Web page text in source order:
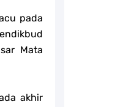
pada
Mata
akhir